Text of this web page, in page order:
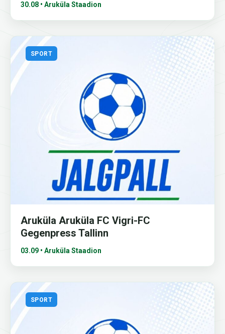
30.08 • Aruküla Staadion
SPORT
Aruküla Aruküla FC Vigri-FC
Gegenpress Tallinn
03.09 • Aruküla Staadion
SPORT